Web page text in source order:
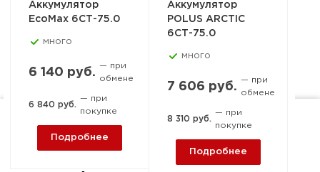
Аккумулятор
EcoMax 6СТ-75.0
много
6 140 руб.
— при
обмене
6 840 руб.
— при
покупке
Подробнее
Аккумулятор
POLUS ARCTIC
6СТ-75.0
много
7 606 руб.
— при
обмене
8 310 руб.
— при
покупке
Подробнее
Ростов-на-Дону, пер. 1-й
Машиностроительный, 15-